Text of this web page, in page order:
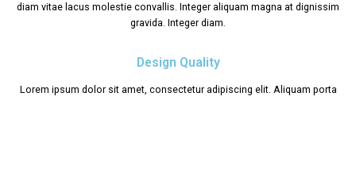
diam vitae lacus molestie convallis. Integer aliquam magna at dignissim
gravida. Integer diam.
Design Quality
Lorem ipsum dolor sit amet, consectetur adipiscing elit. Aliquam porta